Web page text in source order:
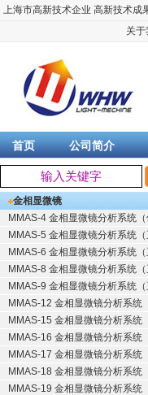
上海市高新技术企业 高新技术成
关于
首页 公司简介
金相显微镜
MMAS-4 金相显微镜分析系统（
MMAS-5 金相显微镜分析系统（
MMAS-6 金相显微镜分析系统（
MMAS-8 金相显微镜分析系统（
MMAS-9 金相显微镜分析系统（
MMAS-12 金相显微镜分析系统
MMAS-15 金相显微镜分析系统
MMAS-16 金相显微镜分析系统
MMAS-17 金相显微镜分析系统
MMAS-18 金相显微镜分析系统
MMAS-19 金相显微镜分析系统